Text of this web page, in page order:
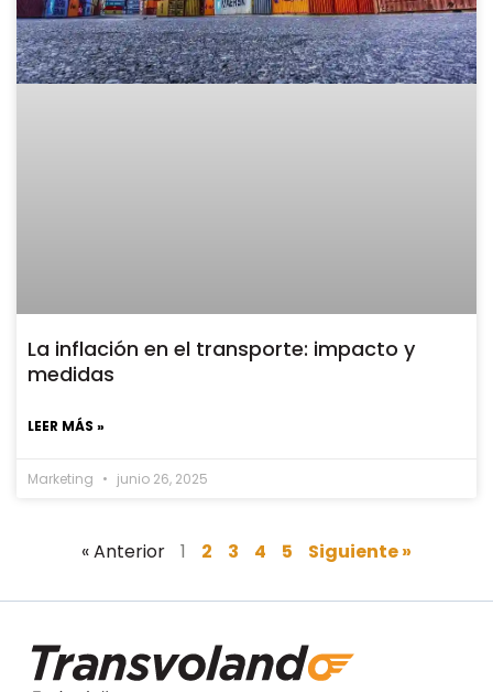
La inflación en el transporte: impacto y
medidas
LEER MÁS »
Marketing junio 26, 2025
« Anterior 1 2 3 4 5 Siguiente »